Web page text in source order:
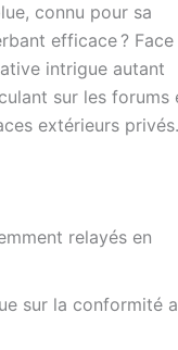
connu pour sa
efficace ? Face
intrigue autant
sur les forums
extérieurs privés.
relayés en
sur la conformité